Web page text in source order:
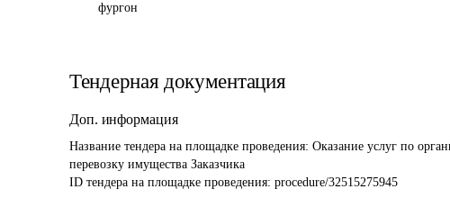
фургон
Тендерная документация
Доп. информация
Название тендера на площадке проведения: Оказание услуг по
перевозку имущества Заказчика
ID тендера на площадке проведения: procedure/32515275945